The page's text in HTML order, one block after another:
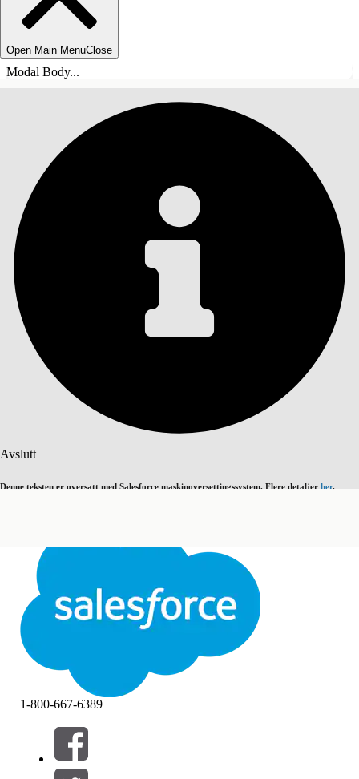
Open Main MenuClose
Modal Body...
Avslutt
Denne teksten er oversatt med Salesforce maskinoversettingssystem. Flere detaljer her.
Avslutt Avslutt
Vis innholdsfortegnelse
Filtre (0)
VELG FILTRE
1-800-667-6389